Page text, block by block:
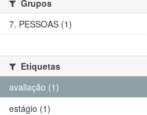
Grupos
7. PESSOAS (1)
Etiquetas
avaliação (1)
estágio (1)